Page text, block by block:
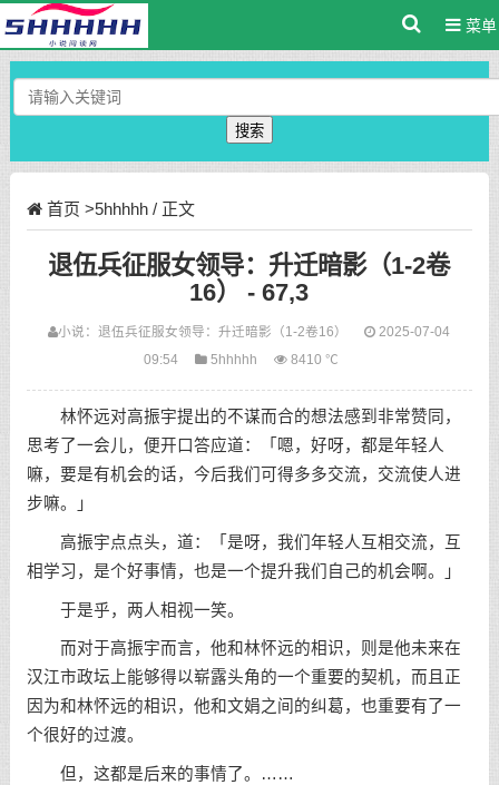
菜单
搜索
首页 >5hhhhh/ 正文
退伍兵征服女领导：升迁暗影（1-2卷
16） - 67,3
小说：退伍兵征服女领导：升迁暗影（1-2卷16）
2025-07-04
09:54
5hhhhh 8410 ℃
林怀远对高振宇提出的不谋而合的想法感到非常赞同，
思考了一会儿，便开口答应道：「嗯，好呀，都是年轻人
嘛，要是有机会的话，今后我们可得多多交流，交流使人进
步嘛。」
高振宇点点头，道：「是呀，我们年轻人互相交流，互
相学习，是个好事情，也是一个提升我们自己的机会啊。」
于是乎，两人相视一笑。
而对于高振宇而言，他和林怀远的相识，则是他未来在
汉江市政坛上能够得以崭露头角的一个重要的契机，而且正
因为和林怀远的相识，他和文娟之间的纠葛，也重要有了一
个很好的过渡。
但，这都是后来的事情了。……